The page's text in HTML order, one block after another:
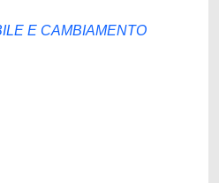
E CAMBIAMENTO